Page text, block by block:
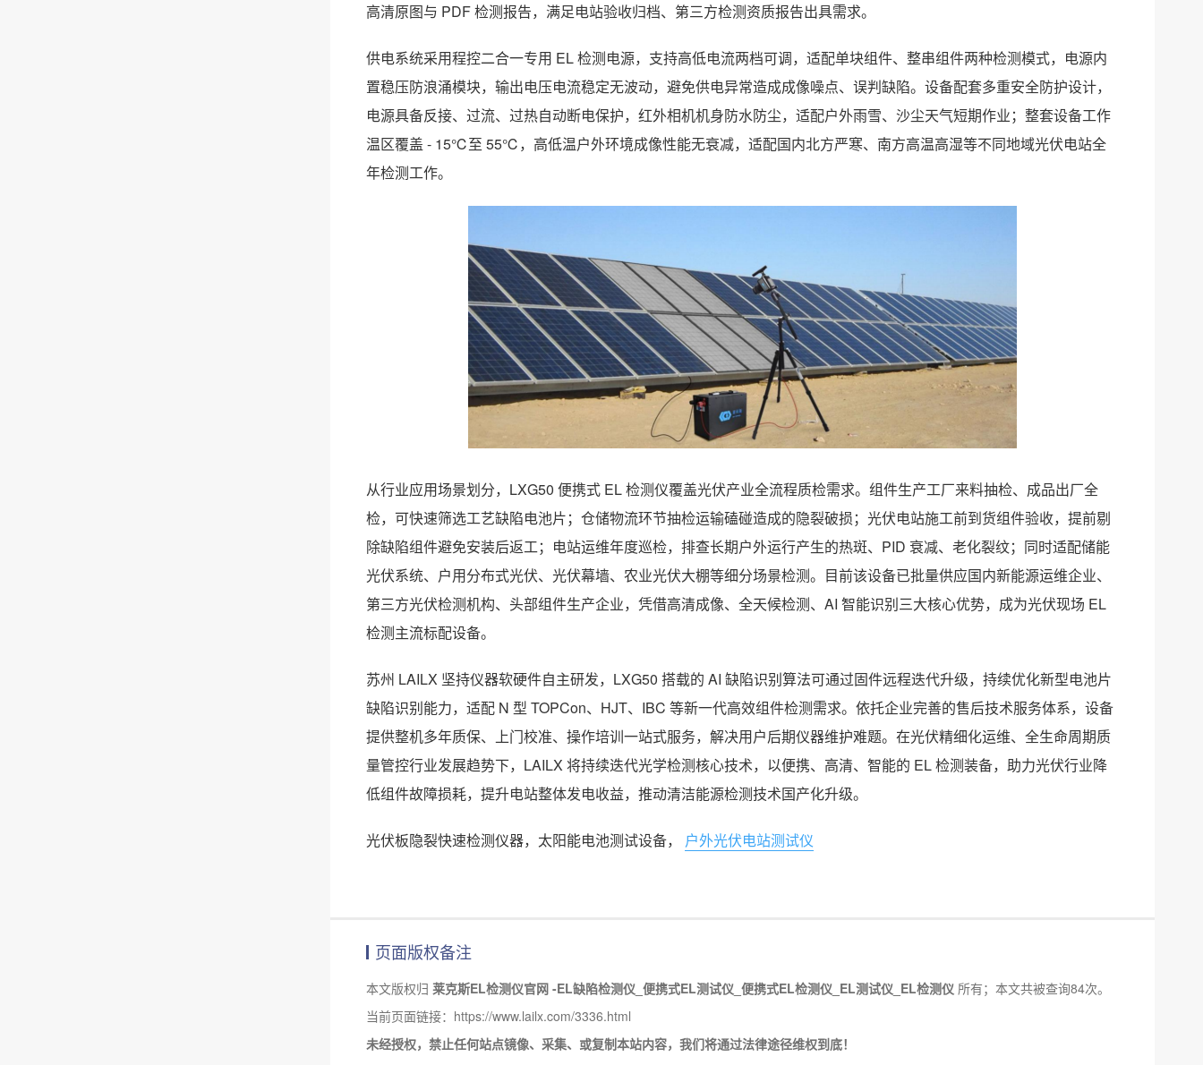
高清原图与 PDF 检测报告，满足电站验收归档、第三方检测资质报告出具需求。
供电系统采用程控二合一专用 EL 检测电源，支持高低电流两档可调，适配单块组件、整串组件两种检测模式，电源内
置稳压防浪涌模块，输出电压电流稳定无波动，避免供电异常造成成像噪点、误判缺陷。设备配套多重安全防护设计，
电源具备反接、过流、过热自动断电保护，红外相机机身防水防尘，适配户外雨雪、沙尘天气短期作业；整套设备工作
温区覆盖 - 15℃至 55℃，高低温户外环境成像性能无衰减，适配国内北方严寒、南方高温高湿等不同地域光伏电站全
年检测工作。
从行业应用场景划分，LXG50 便携式 EL 检测仪覆盖光伏产业全流程质检需求。组件生产工厂来料抽检、成品出厂全
检，可快速筛选工艺缺陷电池片；仓储物流环节抽检运输磕碰造成的隐裂破损；光伏电站施工前到货组件验收，提前剔
除缺陷组件避免安装后返工；电站运维年度巡检，排查长期户外运行产生的热斑、PID 衰减、老化裂纹；同时适配储能
光伏系统、户用分布式光伏、光伏幕墙、农业光伏大棚等细分场景检测。目前该设备已批量供应国内新能源运维企业、
第三方光伏检测机构、头部组件生产企业，凭借高清成像、全天候检测、AI 智能识别三大核心优势，成为光伏现场 EL
检测主流标配设备。
苏州 LAILX 坚持仪器软硬件自主研发，LXG50 搭载的 AI 缺陷识别算法可通过固件远程迭代升级，持续优化新型电池片
缺陷识别能力，适配 N 型 TOPCon、HJT、IBC 等新一代高效组件检测需求。依托企业完善的售后技术服务体系，设备
提供整机多年质保、上门校准、操作培训一站式服务，解决用户后期仪器维护难题。在光伏精细化运维、全生命周期质
量管控行业发展趋势下，LAILX 将持续迭代光学检测核心技术，以便携、高清、智能的 EL 检测装备，助力光伏行业降
低组件故障损耗，提升电站整体发电收益，推动清洁能源检测技术国产化升级。
光伏板隐裂快速检测仪器，太阳能电池测试设备， 户外光伏电站测试仪
页面版权备注
本文版权归 莱克斯EL检测仪官网 -EL缺陷检测仪_便携式EL测试仪_便携式EL检测仪_EL测试仪_EL检测仪 所有；本文共被查询84次。
当前页面链接：https://www.lailx.com/3336.html
未经授权，禁止任何站点镜像、采集、或复制本站内容，我们将通过法律途径维权到底！